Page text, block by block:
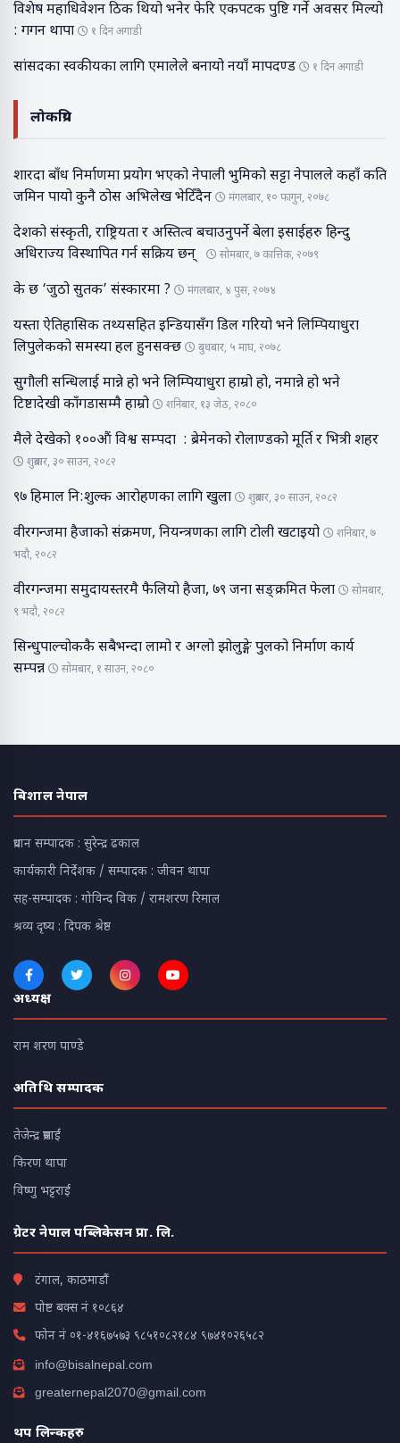
विशेष महाधिवेशन ठिक थियो भनेर फेरि एकपटक पुष्टि गर्ने अवसर मिल्यो
: गगन थापा
१ दिन अगाडी
सांसदका स्वकीयका लागि एमालेले बनायो नयाँ मापदण्ड १ दिन अगाडी
लोकप्रिय
शारदा बाँध निर्माणमा प्रयोग भएको नेपाली भुमिको सट्टा नेपालले कहाँ कति
जमिन पायो कुनै ठोस अभिलेख भेटिँदैन
मंगलबार, १० फागुन, २०७८
देशको संस्कृती, राष्ट्रियता र अस्तित्व बचाउनुपर्ने बेला इसाईहरु हिन्दु
अधिराज्य विस्थापित गर्न सक्रिय छन्
सोमबार, ७ कात्तिक, २०७९
के छ ‘जुठो सुतक’ संस्कारमा ? मंगलबार, ४ पुस, २०७४
यस्ता ऐतिहासिक तथ्यसहित इन्डियासँग डिल गरियो भने लिम्पियाधुरा
लिपुलेकको समस्या हल हुनसक्छ
बुधबार, ५ माघ, २०७८
सुगौली सन्धिलाई मान्ने हो भने लिम्पियाधुरा हाम्रो हो, नमान्ने हो भने
टिष्टादेखी काँगडासम्मै हाम्रो
शनिबार, १३ जेठ, २०८०
मैले देखेको १००औं विश्व सम्पदा : ब्रेमेनको रोलाण्डको मूर्ति र भित्री शहर
शुक्रबार, ३० साउन, २०८२
९७ हिमाल नि:शुल्क आरोहणका लागि खुला शुक्रबार, ३० साउन, २०८२
वीरगन्जमा हैजाको संक्रमण, नियन्त्रणका लागि टोली खटाइयो
शनिबार, ७
भदौ, २०८२
वीरगन्जमा समुदायस्तरमै फैलियो हैजा, ७९ जना सङ्क्रमित फेला
सोमबार,
९ भदौ, २०८२
सिन्धुपाल्चोककै सबैभन्दा लामो र अग्लो झोलुङ्गे पुलको निर्माण कार्य
सम्पन्न
सोमबार, १ साउन, २०८०
बिशाल नेपाल
प्रधान सम्पादक : सुरेन्द्र ढकाल
कार्यकारी निर्देशक / सम्पादक : जीवन थापा
सह-सम्पादक : गोविन्द विक / रामशरण रिमाल
श्रव्य दृष्य : दिपक श्रेष्ठ
अध्यक्ष
राम शरण पाण्डे
अतिथि सम्पादक
तेजेन्द्र प्रसाईं
किरण थापा
विष्णु भट्टराई
ग्रेटर नेपाल पब्लिकेसन प्रा. लि.
टंगाल, काठमाडौं
पोष्ट बक्स नं १०८६४
फोन नं ०१-४१६७५७३ ९८५१०८२१८४ ९७४१०२६५८२
info@bisalnepal.com
greaternepal2070@gmail.com
थप लिन्कहरु